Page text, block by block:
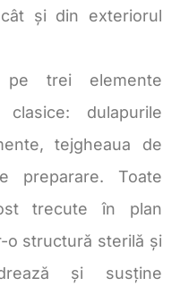
și din exteriorul
pe trei elemente
dulapurile
tejgheaua de
preparare. Toate
trecute în plan
o structură sterilă și
și susține